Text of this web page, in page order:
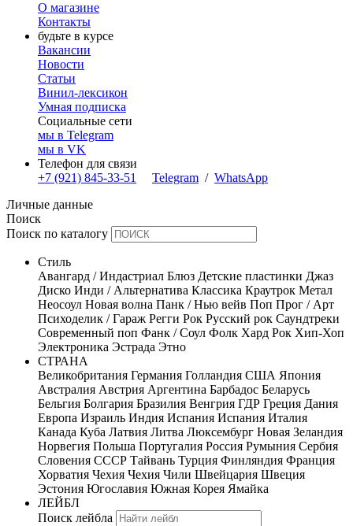
О магазине
Контакты
будьте в курсе
Вакансии
Новости
Статьи
Винил-лексикон
Умная подписка
Социальные сети
мы в Telegram
мы в VK
Телефон для связи
+7 (921) 845-33-51
Telegram / WhatsApp
Личные данные
Поиск
Поиск по каталогу
Стиль
Авангард / Индастриал Блюз Детские пластинки Джаз
Диско Инди / Альтернатива Классика Краутрок Метал
Неосоул Новая волна Панк / Нью вейв Поп Прог / Арт
Психоделик / Гараж Регги Рок Русский рок Саундтреки
Современный поп Фанк / Соул Фолк Хард Рок Хип-Хоп
Электроника Эстрада Этно
СТРАНА
Великобритания Германия Голландия США Япония
Австралия Австрия Аргентина Барбадос Беларусь
Бельгия Болгария Бразилия Венгрия ГДР Греция Дания
Европа Израиль Индия Испания Испания Италия
Канада Куба Латвия Литва Люксембург Новая Зеландия
Норвегия Польша Португалия Россия Румыния Сербия
Словения СССР Тайвань Турция Финляндия Франция
Хорватия Чехия Чехия Чили Швейцария Швеция
Эстония Югославия Южная Корея Ямайка
ЛЕЙБЛ
Поиск лейбла